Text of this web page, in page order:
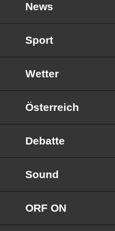
News
Sport
Wetter
Österreich
Debatte
Sound
ORF ON